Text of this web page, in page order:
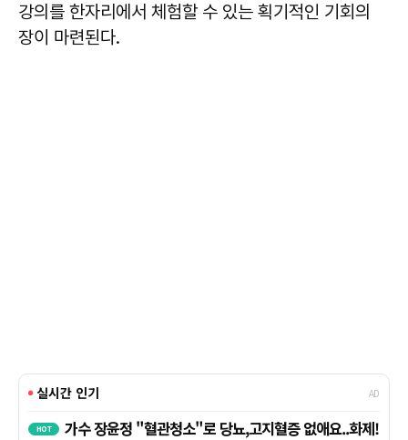
강의를 한자리에서 체험할 수 있는 획기적인 기회의
장이 마련된다.